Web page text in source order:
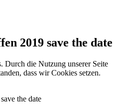
2019 save the date
Durch die Nutzung unserer Seite
dass wir Cookies setzen.